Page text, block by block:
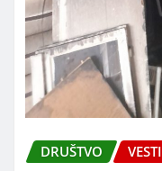
DRUŠTVO VESTI